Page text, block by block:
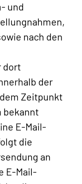
und
nach den
dort
der
Zeitpunkt
bekannt
E-Mail-
die
an
E-Mail-